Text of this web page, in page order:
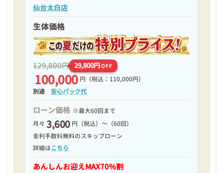
仙台太白店
生体価格
129,800円 29,800円OFF
100,000 円 （税込：110,000円）
別途安心パック代
ローン価格 ※最大60回まで
月々 3,600 円（税込）～（60回）
金利手数料無料のスキップローン
詳細はこちら
あんしんお迎えMAX70%割